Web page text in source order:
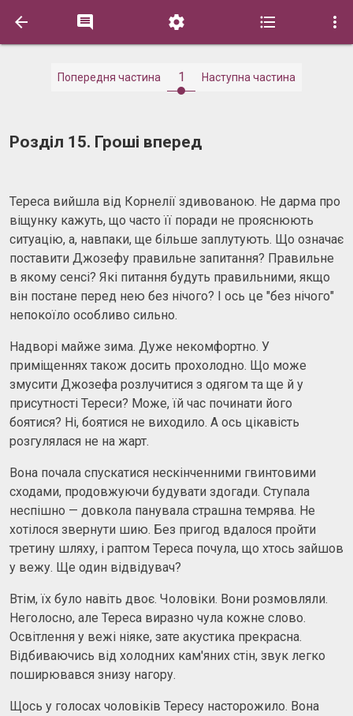
    
Попередня частина 1 Наступна частина
Розділ 15. Гроші вперед
Тереса вийшла від Корнелії здивованою. Не дарма про
віщунку кажуть, що часто її поради не прояснюють
ситуацію, а, навпаки, ще більше заплутують. Що означає
поставити Джозефу правильне запитання? Правильне
в якому сенсі? Які питання будуть правильними, якщо
він постане перед нею без нічого? І ось це "без нічого"
непокоїло особливо сильно.
Надворі майже зима. Дуже некомфортно. У
приміщеннях також досить прохолодно. Що може
змусити Джозефа розлучитися з одягом та ще й у
присутності Тереси? Може, їй час починати його
боятися? Ні, боятися не виходило. А ось цікавість
розгулялася не на жарт.
Вона почала спускатися нескінченними гвинтовими
сходами, продовжуючи будувати здогади. Ступала
неспішно — довкола панувала страшна темрява. Не
хотілося звернути шию. Без пригод вдалося пройти
третину шляху, і раптом Тереса почула, що хтось зайшов
у вежу. Ще один відвідувач?
Втім, їх було навіть двоє. Чоловіки. Вони розмовляли.
Неголосно, але Тереса виразно чула кожне слово.
Освітлення у вежі ніяке, зате акустика прекрасна.
Відбиваючись від холодних кам'яних стін, звук легко
поширювався знизу нагору.
Щось у голосах чоловіків Тересу насторожило. Вона